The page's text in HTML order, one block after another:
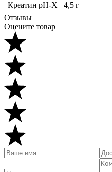
Креатин pH-X
4,5 г
Отзывы
Оцените товар